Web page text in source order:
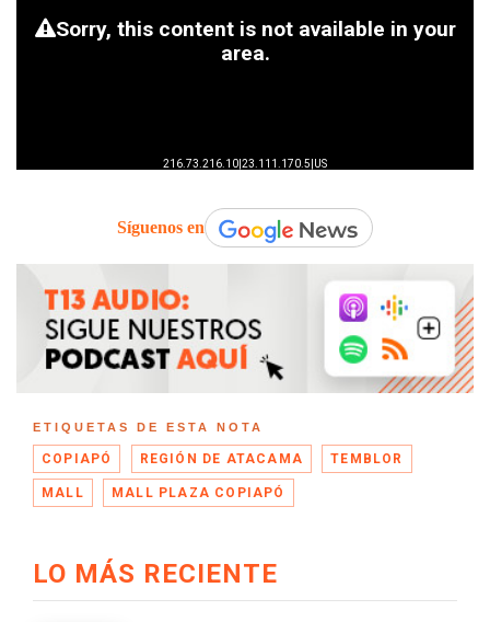
Síguenos en
ETIQUETAS DE ESTA NOTA
COPIAPÓ REGIÓN DE ATACAMA TEMBLOR
MALL MALL PLAZA COPIAPÓ
LO MÁS RECIENTE